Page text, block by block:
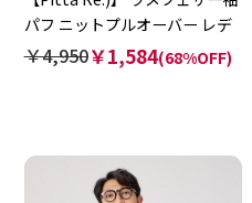
パフ ニットプルオーバー レデ
ィース
￥4,950￥1,584(68%OFF)